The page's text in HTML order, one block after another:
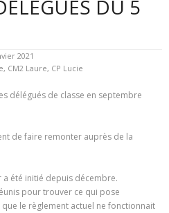
DU 5
2021
, CM2 Laure, CP Lucie
délégués de classe en septembre
de faire remonter auprès de la
été initié depuis décembre.
pour trouver ce qui pose
le règlement actuel ne fonctionnait